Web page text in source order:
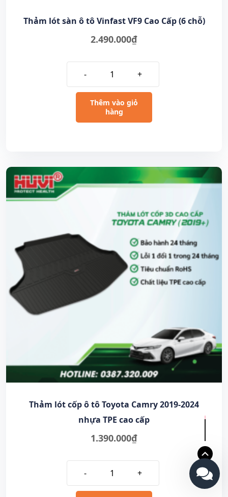
Thảm lót sàn ô tô Vinfast VF9 Cao Cấp (6 chỗ)
2.490.000₫
- +
Thêm vào giỏ
hàng
Thảm lót cốp ô tô Toyota Camry 2019-2024
nhựa TPE cao cấp
1.390.000₫
- +